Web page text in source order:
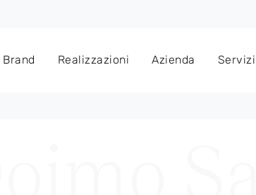
Brand Realizzazioni Azienda Servizi